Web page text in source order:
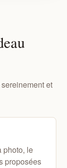
et
photo, le
proposées